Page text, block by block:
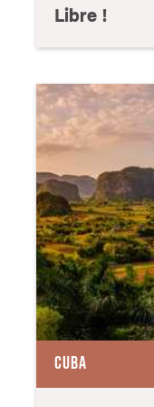
Libre !
CUBA